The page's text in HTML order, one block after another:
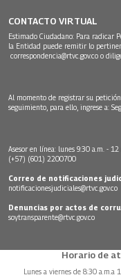
CONTACTO VIRTUAL
Estimado Ciudadano: Para radicar
la Entidad puede remitir lo
correspondencia@rtvc.gov.co o
Al momento de registrar su
seguimiento, para ello, ingrese a:
Asesor en línea: lunes 9:30 a.m. - 12
(+57) (601) 2200700
Correo de notificaciones
notificacionesjudiciales@rtvc.gov.co
Denuncias por actos de
soytransparente@rtvc.gov.co
Horario de
Lunes a viernes de 8:30 a.m.a